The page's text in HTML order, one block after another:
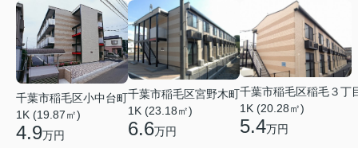
千葉市稲毛区小中台町
1K (19.87㎡)
4.9万円
千葉市稲毛区宮野木町
1K (23.18㎡)
6.6万円
千葉市稲毛区稲毛３丁
1K (20.28㎡)
5.4万円